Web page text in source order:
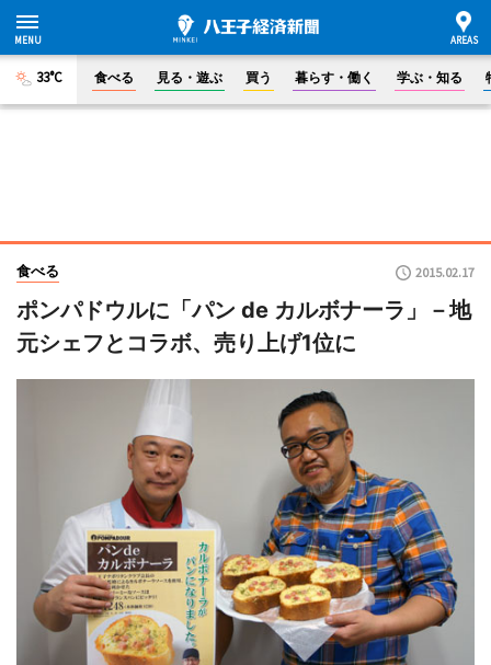
33°C 食べる 見る・遊ぶ 買う 暮らす・働く 学ぶ・知る
食べる 2015.02.17
ポンパドウルに「パン de カルボナーラ」－地
元シェフとコラボ、売り上げ1位に